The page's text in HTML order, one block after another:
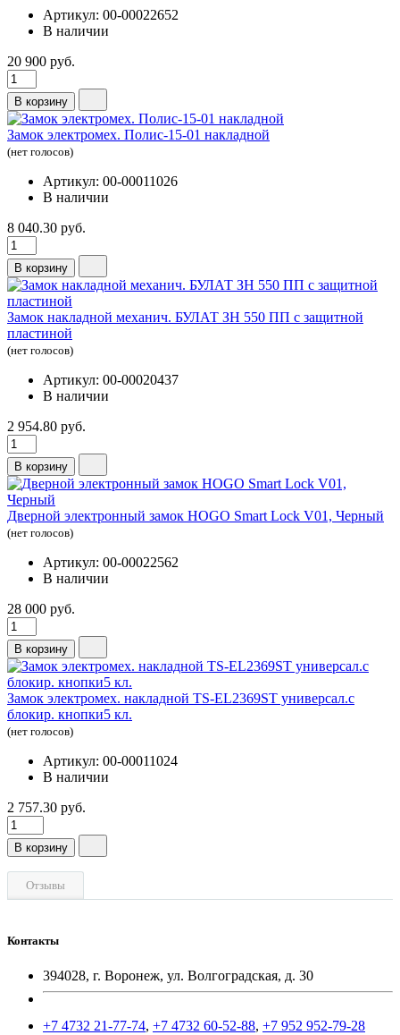
Артикул: 00-00022652
В наличии
20 900 руб.
В корзину
Замок электромех. Полис-15-01 накладной
(нет голосов)
Артикул: 00-00011026
В наличии
8 040.30 руб.
В корзину
Замок накладной механич. БУЛАТ ЗН 550 ПП с защитной
пластиной
(нет голосов)
Артикул: 00-00020437
В наличии
2 954.80 руб.
В корзину
Дверной электронный замок HOGO Smart Lock V01, Черный
(нет голосов)
Артикул: 00-00022562
В наличии
28 000 руб.
В корзину
Замок электромех. накладной TS-EL2369ST универсал.c
блокир. кнопки5 кл.
(нет голосов)
Артикул: 00-00011024
В наличии
2 757.30 руб.
В корзину
Отзывы
Контакты
394028, г. Воронеж, ул. Волгоградская, д. 30
+7 4732 21-77-74, +7 4732 60-52-88, +7 952 952-79-28